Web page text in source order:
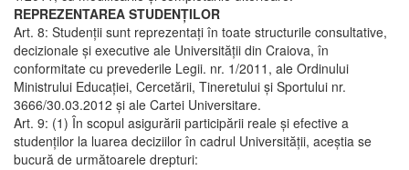
REPREZENTAREA STUDENŢILOR
Art. 8: Studenţii sunt reprezentaţi în toate structurile consultative,
decizionale şi executive ale Universităţii din Craiova, în
conformitate cu prevederile Legii. nr. 1/2011, ale Ordinului
Ministrului Educaţiei, Cercetării, Tineretului şi Sportului nr.
3666/30.03.2012 şi ale Cartei Universitare.
Art. 9: (1) În scopul asigurării participării reale şi efective a
studenţilor la luarea deciziilor în cadrul Universităţii, aceştia se
bucură de următoarele drepturi: